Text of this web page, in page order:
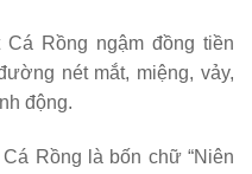
nét mắt, miệng, vảy,
động.
”Ngư”, âm đọc là ”Yu”